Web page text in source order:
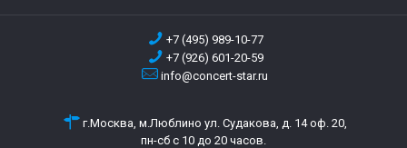
+7 (495) 989-10-77
+7 (926) 601-20-59
info@concert-star.ru
г.Москва, м.Люблино ул. Судакова, д. 14 оф. 20,
пн-сб с 10 до 20 часов.